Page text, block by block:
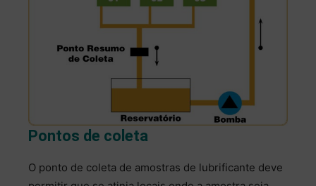
Pontos de coleta
O ponto de coleta de amostras de lubrificante deve